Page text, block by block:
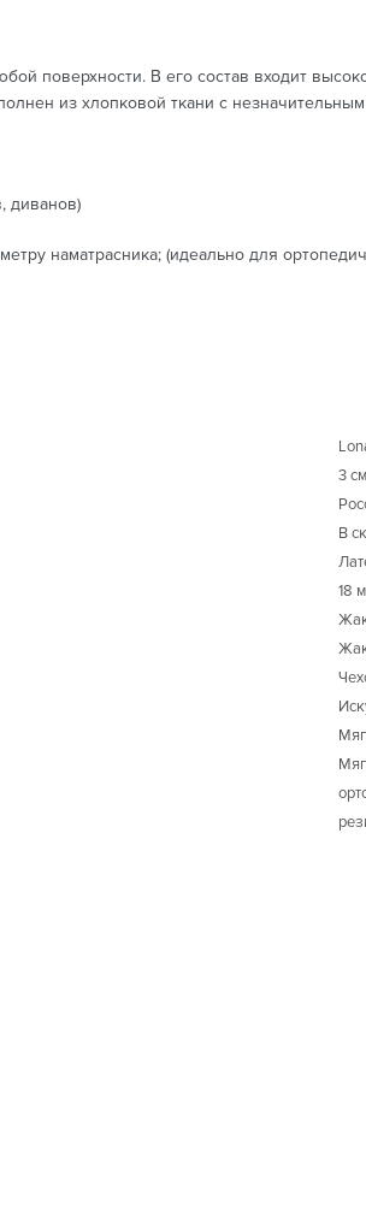
поверхности. В его состав входит
из хлопковой ткани с
диванов)
наматрасника; (идеально для
3 см
В
18